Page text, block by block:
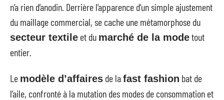
n’a rien d’anodin. Derrière l’apparence d’un simple ajustement
du maillage commercial, se cache une métamorphose du
secteur textile et du marché de la modetout
entier.
Le modèle d’affaires de lafast fashion bat de
l’aile, confronté à la mutation des modes de consommation et